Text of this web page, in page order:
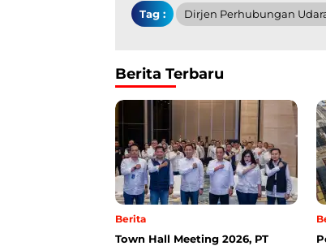
Tag : Dirjen Perhubungan
Berita Terbaru
Berita
Town Hall Meeting 2026, PT